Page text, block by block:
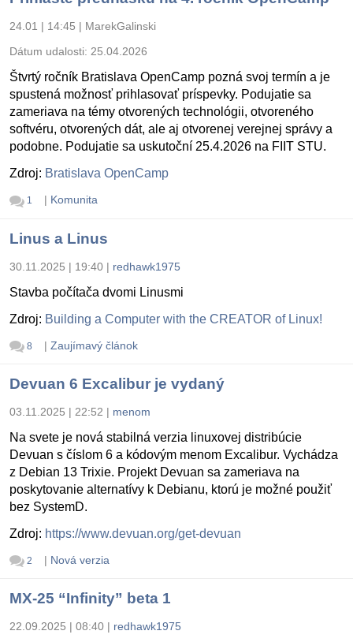
24.01 | 14:45 | MarekGalinski
Dátum udalosti: 25.04.2026
Štvrtý ročník Bratislava OpenCamp pozná svoj termín a je
spustená možnosť prihlasovať príspevky. Podujatie sa
zameriava na témy otvorených technológii, otvoreného
softvéru, otvorených dát, ale aj otvorenej verejnej správy a
podobne. Podujatie sa uskutoční 25.4.2026 na FIIT STU.
Zdroj: Bratislava OpenCamp
1 | Komunita
Linus a Linus
30.11.2025 | 19:40 | redhawk1975
Stavba počítača dvomi Linusmi
Zdroj: Building a Computer with the CREATOR of Linux!
8 | Zaujímavý článok
Devuan 6 Excalibur je vydaný
03.11.2025 | 22:52 | menom
Na svete je nová stabilná verzia linuxovej distribúcie
Devuan s číslom 6 a kódovým menom Excalibur. Vychádza
z Debian 13 Trixie. Projekt Devuan sa zameriava na
poskytovanie alternatívy k Debianu, ktorú je možné použiť
bez SystemD.
Zdroj: https://www.devuan.org/get-devuan
2 | Nová verzia
MX-25 “Infinity” beta 1
22.09.2025 | 08:40 | redhawk1975